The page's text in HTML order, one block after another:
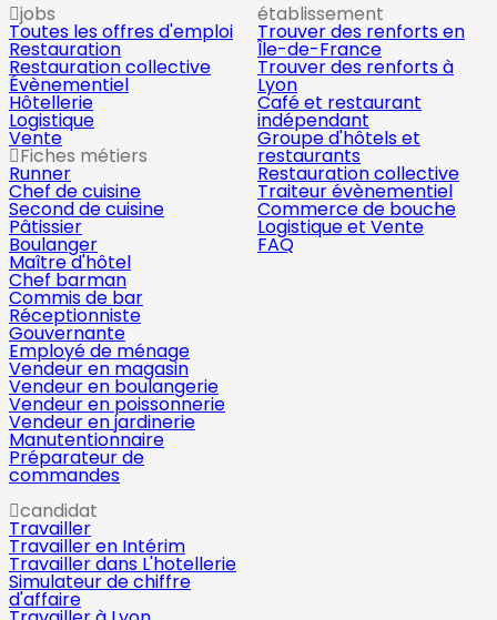
jobs
Toutes les offres d'emploi
Restauration
Restauration collective
Évènementiel
Hôtellerie
Logistique
Vente
Fiches métiers
Runner
Chef de cuisine
Second de cuisine
Pâtissier
Boulanger
Maître d'hôtel
Chef barman
Commis de bar
Réceptionniste
Gouvernante
Employé de ménage
Vendeur en magasin
Vendeur en boulangerie
Vendeur en poissonnerie
Vendeur en jardinerie
Manutentionnaire
Préparateur de
commandes
établissement
Trouver des renforts en
Île-de-France
Trouver des renforts à
Lyon
Café et restaurant
indépendant
Groupe d'hôtels et
restaurants
Restauration collective
Traiteur évènementiel
Commerce de bouche
Logistique et Vente
FAQ
candidat
Travailler
Travailler en Intérim
Travailler dans L'hotellerie
Simulateur de chiffre
d'affaire